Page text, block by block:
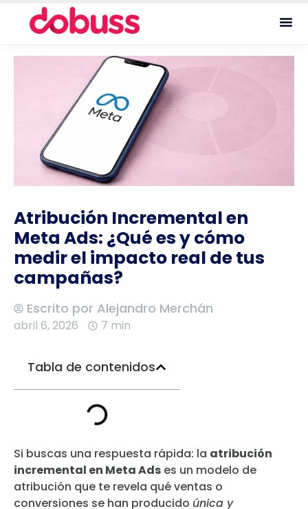
Atribución Incremental en
Meta Ads: ¿Qué es y cómo
medir el impacto real de tus
campañas?
Escrito por Alejandro Merchán
abril 6, 2026 7 min
Tabla de contenidos
Si buscas una respuesta rápida: la atribución
incremental en Meta Ads es un modelo de
atribución que te revela qué ventas o
conversiones se han producido única y